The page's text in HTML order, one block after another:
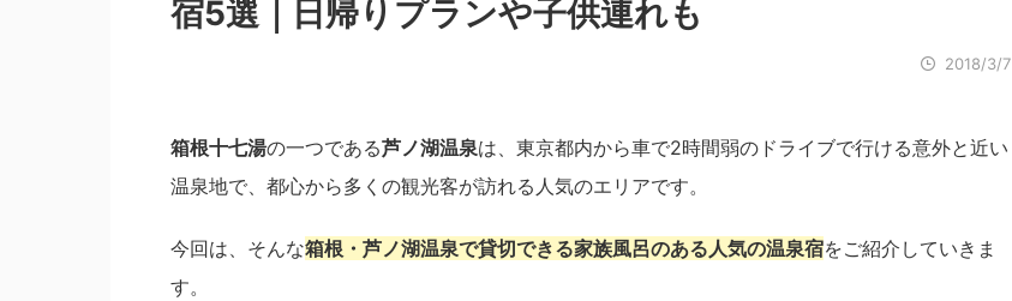
宿5選｜日帰りプランや子供連れも
2018/3/7
箱根十七湯の一つである芦ノ湖温泉は、東京都内から車で2時間弱のドライブで行ける意外と近い
温泉地で、都心から多くの観光客が訪れる人気のエリアです。
今回は、そんな箱根・芦ノ湖温泉で貸切できる家族風呂のある人気の温泉宿をご紹介していきま
す。